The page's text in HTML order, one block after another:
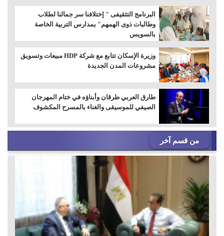
البرنامج التثقيفى " إختلافنا سر جمالنا لطلاب
وطالبات ذوى الهمهم" بمدارس التربية الخاصة
بالسويس
وزيرة الإسكان تتابع مع شركة HDP مبيعات وتسويق
مشروعات المدن الجديدة
طارق العربي طرقان وأبناؤه في ختام المهرجان
الصيفي للموسيقى والغناء بالمسرح المكشوف
من قسم آخر